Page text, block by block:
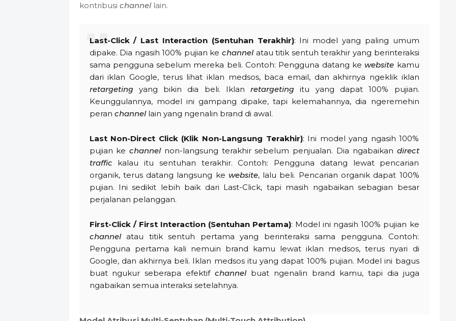
kontribusi channellain.
Last-Click / Last Interaction (Sentuhan Terakhir): Ini model yang paling umum
dipake. Dia ngasih 100% pujian ke channelatau titik sentuh terakhir yang berinteraksi
sama pengguna sebelum mereka beli. Contoh: Pengguna datang ke website kamu
dari iklan Google, terus lihat iklan medsos, baca email, dan akhirnya ngeklik iklan
retargeting yang bikin dia beli. Iklanretargeting itu yang dapat 100% pujian.
Keunggulannya, model ini gampang dipake, tapi kelemahannya, dia ngeremehin
peran channellain yang ngenalin brand di awal.
Last Non-Direct Click (Klik Non-Langsung Terakhir): Ini model yang ngasih 100%
pujian kechannelnon-langsung terakhir sebelum penjualan. Dia ngabaikan direct
traffic kalau itu sentuhan terakhir. Contoh: Pengguna datang lewat pencarian
organik, terus datang langsung ke website, lalu beli. Pencarian organik dapat 100%
pujian. Ini sedikit lebih baik dari Last-Click, tapi masih ngabaikan sebagian besar
perjalanan pelanggan.
First-Click / First Interaction (Sentuhan Pertama): Model ini ngasih 100% pujian ke
channelatau titik sentuh pertama yang berinteraksi sama pengguna. Contoh:
Pengguna pertama kali nemuin brand kamu lewat iklan medsos, terus nyari di
Google, dan akhirnya beli. Iklan medsos itu yang dapat 100% pujian. Model ini bagus
buat ngukur seberapa efektifchannelbuat ngenalin brand kamu, tapi dia juga
ngabaikan semua interaksi setelahnya.